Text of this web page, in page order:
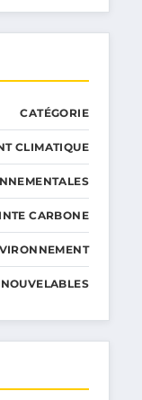
CATÉGORIE
CLIMATIQUE
CARBONE